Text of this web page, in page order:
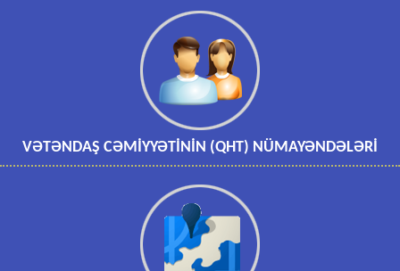
VƏTƏNDAŞ CƏMİYYƏTİNİN (QHT) NÜMAYƏNDƏLƏRİ